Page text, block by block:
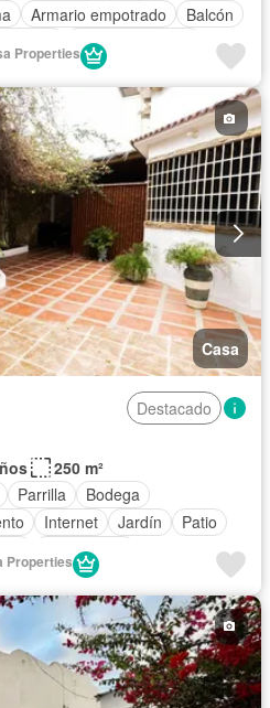
Armario empotrado
Balcón
Cocina equipada
Estacionamiento
Jardín Patio
Piscina
Properties
Casa
Destacado
250 m²
Parrilla
Bodega
Internet Jardín
Patio
Sin amoblar
Properties